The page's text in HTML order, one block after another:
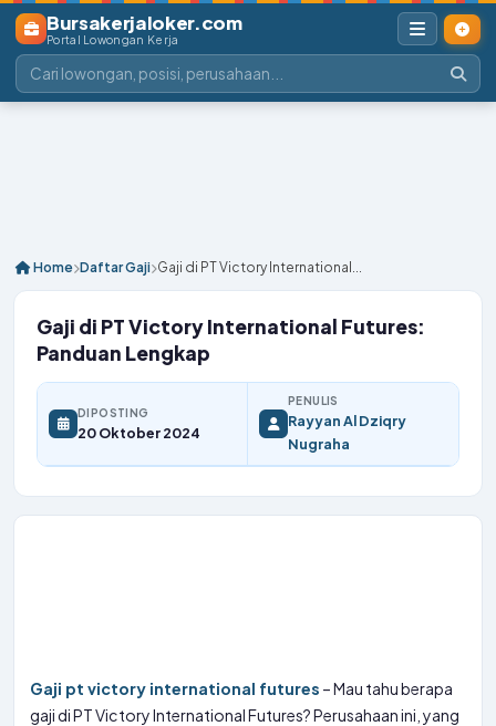
Bursakerjaloker.com
Portal Lowongan Kerja
Home Daftar Gaji Gaji di PT Victory International...
Gaji di PT Victory International Futures:
Panduan Lengkap
DIPOSTING
20 Oktober 2024
PENULIS
Rayyan Al Dziqry
Nugraha
Gaji pt victory international futures – Mau tahu berapa
gaji di PT Victory International Futures? Perusahaan ini, yang